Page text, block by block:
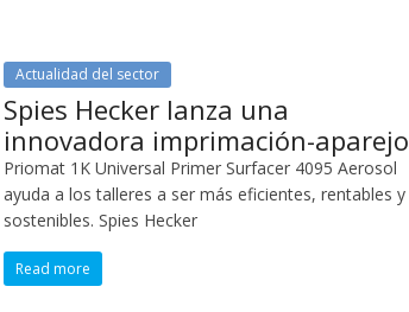
Actualidad del sector
Spies Hecker lanza una
innovadora imprimación-aparejo
Priomat 1K Universal Primer Surfacer 4095 Aerosol
ayuda a los talleres a ser más eficientes, rentables y
sostenibles. Spies Hecker
Read more